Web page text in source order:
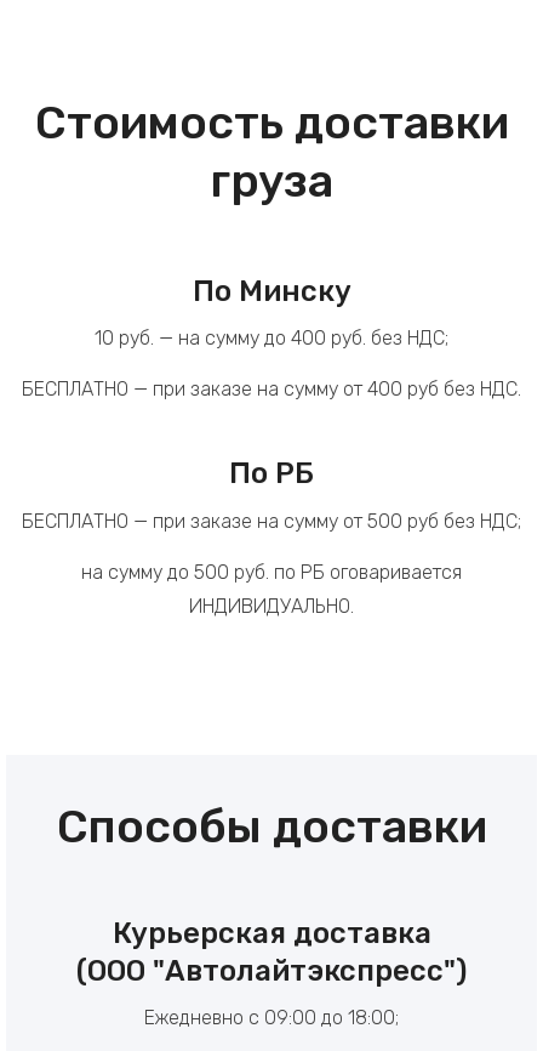
Стоимость доставки
груза
По Минску
10 руб. — на сумму до 400 руб. без НДС;
БЕСПЛАТНО — при заказе на сумму от 400 руб без НДС.
По РБ
БЕСПЛАТНО — при заказе на сумму от 500 руб без НДС;
на сумму до 500 руб. по РБ оговаривается
ИНДИВИДУАЛЬНО.
Способы доставки
Курьерская доставка
(ООО "Автолайтэкспресс")
Ежедневно с 09:00 до 18:00;